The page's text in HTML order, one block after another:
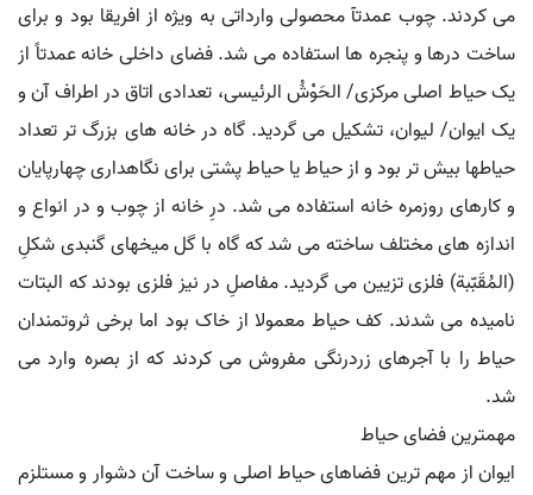
می کردند. چوب عمدتآ محصولی وارداتی به ویژه از افریقا بود و برای
ساخت درها و پنجره ها استفاده می شد. فضای داخلی خانه عمدتاً از
یک حیاط اصلی مرکزی/ الحَوْشُ الرئیسی، تعدادی اتاق در اطراف آن و
یک ایوان/ لیوان، تشکیل می گردید. گاه در خانه های بزرگ تر تعداد
حیاطها بیش تر بود و از حیاط یا حیاط پشتی برای نگاهداری چهارپایان
و کارهای روزمره خانه استفاده می شد. درِ خانه از چوب و در انواع و
اندازه های مختلف ساخته می شد که گاه با گل میخهای گنبدی شکلِ
(المُقَبّبة) فلزی تزیین می گردید. مفاصلِ در نیز فلزی بودند که البتات
نامیده می شدند. کف حیاط معمولا از خاک بود اما برخی ثروتمندان
حیاط را با آجرهای زردرنگی مفروش می کردند که از بصره وارد می
شد.
مهمترین فضای حیاط
ایوان از مهم ترین فضاهای حیاط اصلی و ساخت آن دشوار و مستلزم